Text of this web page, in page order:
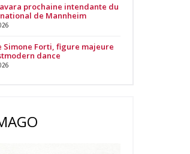
prochaine intendante du
de Mannheim
Simone Forti, figure majeure
dance